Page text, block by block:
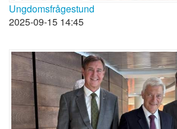
Ungdomsfrågestund
2025-09-15 14:45